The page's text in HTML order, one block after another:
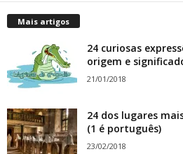
Mais artigos
24 curiosas
origem e
21/01/2018
24 dos lugares
(1 é português)
23/02/2018